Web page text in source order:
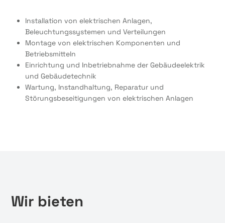
Installation von elektrischen Anlagen,
Beleuchtungssystemen und Verteilungen
Montage von elektrischen Komponenten und
Betriebsmitteln
Einrichtung und Inbetriebnahme der Gebäudeelektrik
und Gebäudetechnik
Wartung, Instandhaltung, Reparatur und
Störungsbeseitigungen von elektrischen Anlagen
Wir bieten